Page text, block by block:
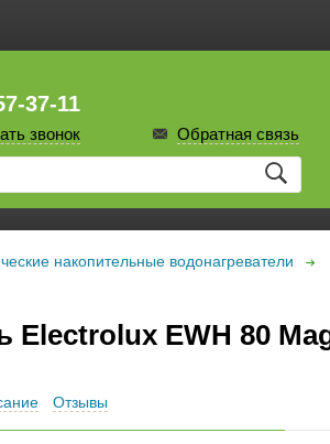
37-11
звонок Обратная связь
накопительные водонагреватели
Electrolux EWH 80
Отзывы